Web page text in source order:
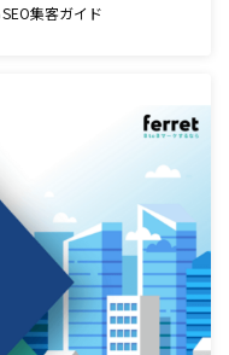
集客ガイド